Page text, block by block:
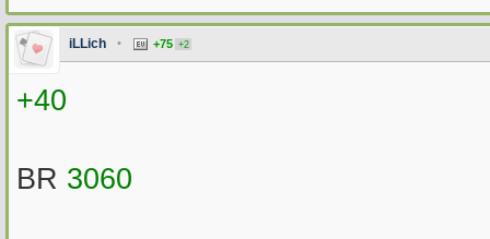
iLLich • +75 +2
+40
BR 3060